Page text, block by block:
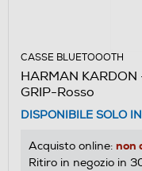
CASSE BLUETOOOTH
HARMAN
GRIP-Rosso
DISPONIBILE SOLO
Acquisto online: non
Ritiro in negozio in